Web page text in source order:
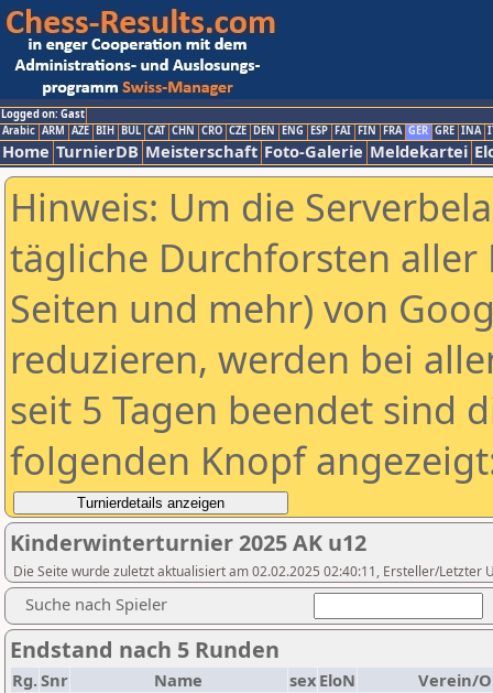
Logged on: Gast
Arabic ARM AZE BIH BUL CAT CHN CRO CZE DEN ENG ESP FAI FIN FRA GER GRE INA
Home TurnierDB Meisterschaft Foto-Galerie Meldekartei
Hinweis: Um die
tägliche Durchforsten aller
Seiten und mehr) von
reduzieren, werden bei
seit 5 Tagen beendet sind
folgenden Knopf
Kinderwinterturnier 2025 AK u12
Die Seite wurde zuletzt aktualisiert am 02.02.2025 02:40:11, Ersteller/Letzter
Suche nach Spieler
Endstand nach 5 Runden
Rg.Snr Name sex EloN
Verein/